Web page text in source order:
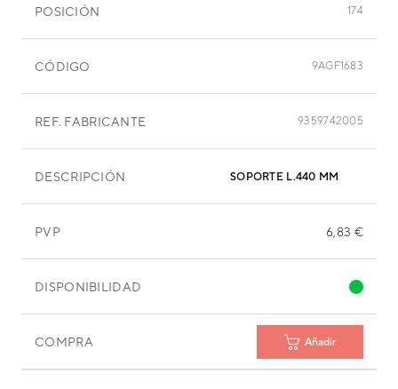
POSICIÓN 174
CÓDIGO 9AGF1683
REF. FABRICANTE 9359742005
DESCRIPCIÓN SOPORTE L.440 MM
PVP 6,83 €
DISPONIBILIDAD
COMPRA Añadir